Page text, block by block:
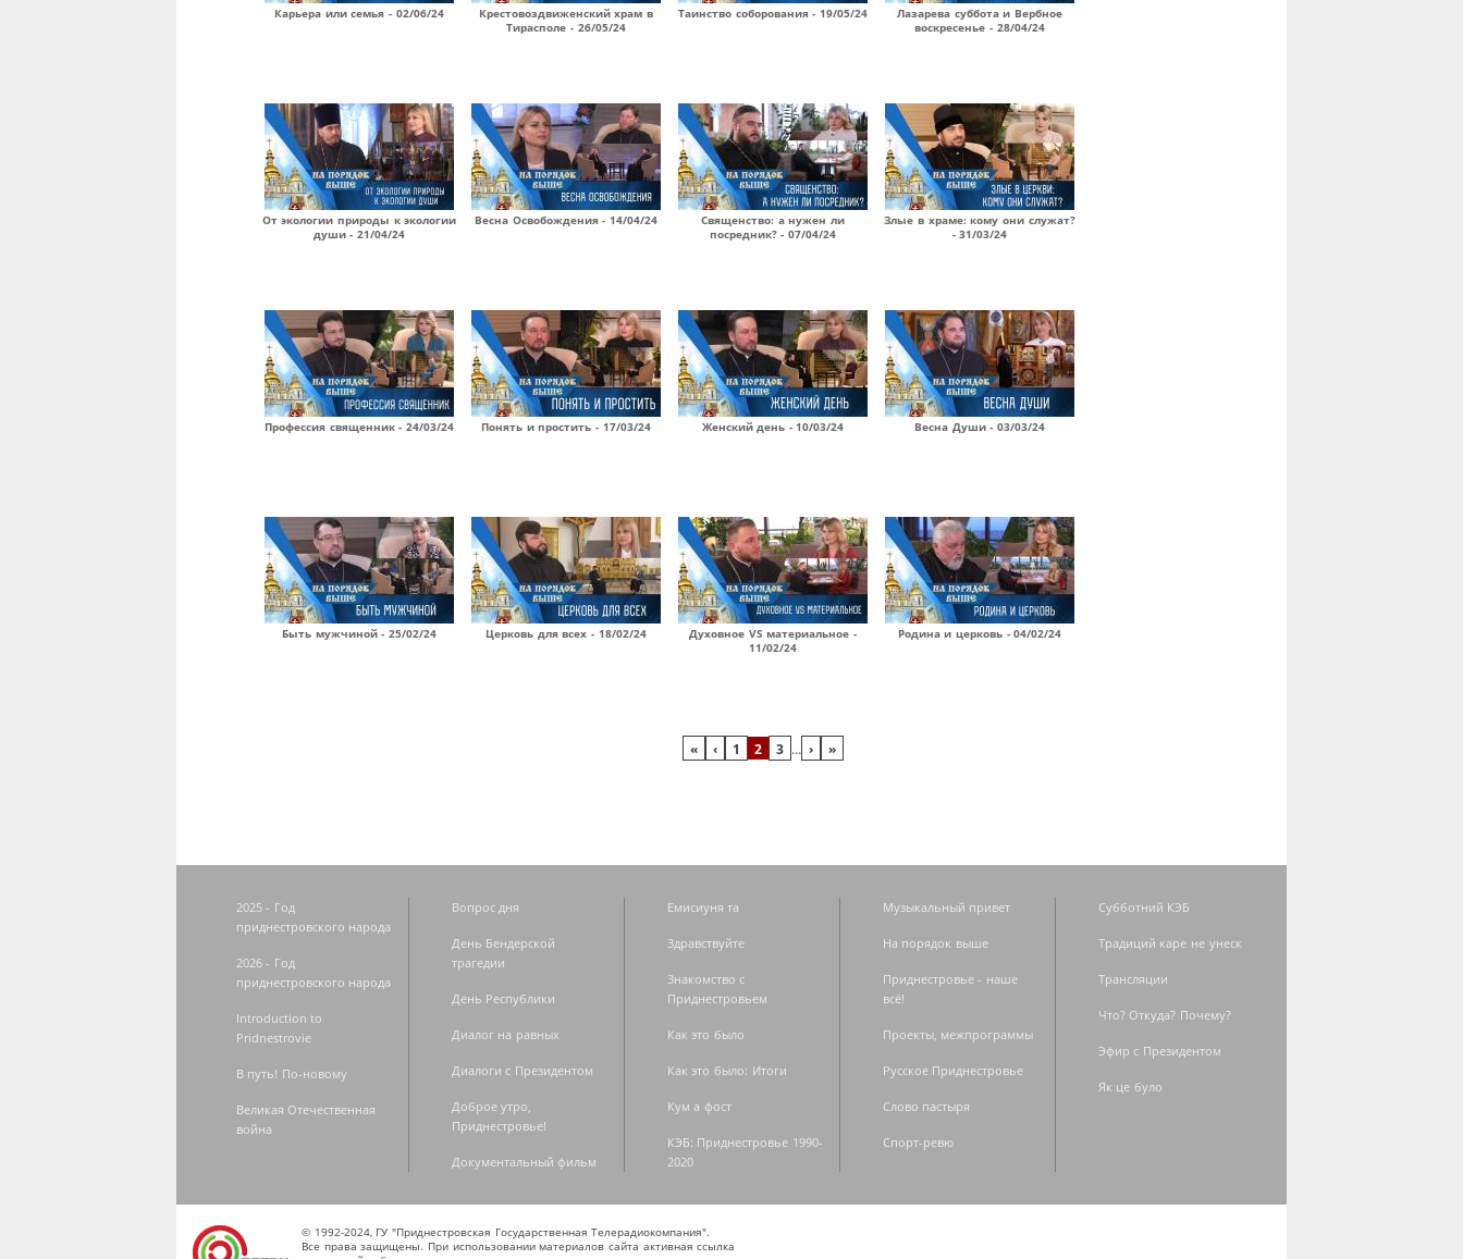
Карьера или семья - 02/06/24
Крестовоздвиженский храм в
Тирасполе - 26/05/24
Таинство соборования - 19/05/24
Лазарева суббота и Вербное
воскресенье - 28/04/24
От экологии природы к экологии
души - 21/04/24
Весна Освобождения - 14/04/24
Священство: а нужен ли
посредник? - 07/04/24
Злые в храме: кому они служат?
- 31/03/24
Профессия священник - 24/03/24 Понять и простить - 17/03/24 Женский день - 10/03/24 Весна Души - 03/03/24
Быть мужчиной - 25/02/24 Церковь для всех - 18/02/24
Духовное VS материальное -
11/02/24
Родина и церковь - 04/02/24
« ‹ 1 2 3 … › »
2025 - Год
приднестровского народа
2026 - Год
приднестровского народа
Introduction to
Pridnestrovie
В путь! По-новому
Великая Отечественная
война
Вопрос дня
День Бендерской
трагедии
День Республики
Диалог на равных
Диалоги с Президентом
Доброе утро,
Приднестровье!
Документальный фильм
Емисиуня та
Здравствуйте
Знакомство с
Приднестровьем
Как это было
Как это было: Итоги
Кум а фост
КЭБ: Приднестровье 1990-
2020
Музыкальный привет
На порядок выше
Приднестровье - наше
всё!
Проекты, межпрограммы
Русское Приднестровье
Слово пастыря
Спорт-ревю
Субботний КЭБ
Традиций каре не унеск
Трансляции
Что? Откуда? Почему?
Эфир с Президентом
Як це було
© 1992-2024, ГУ "Приднестровская Государственная Телерадиокомпания".
Все права защищены. При использовании материалов сайта активная ссылка